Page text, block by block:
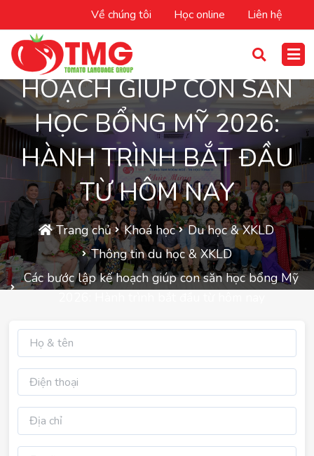
Về chúng tôi Học online Liên hệ
CÁC BƯỚC LẬP KẾ
HOẠCH GIÚP CON SĂN
HỌC BỔNG MỸ 2026:
HÀNH TRÌNH BẮT ĐẦU
TỪ HÔM NAY
Trang chủ Khoá học
Du học & XKLD
Thông tin du học & XKLD
Các bước lập kế hoạch giúp con săn học bổng Mỹ